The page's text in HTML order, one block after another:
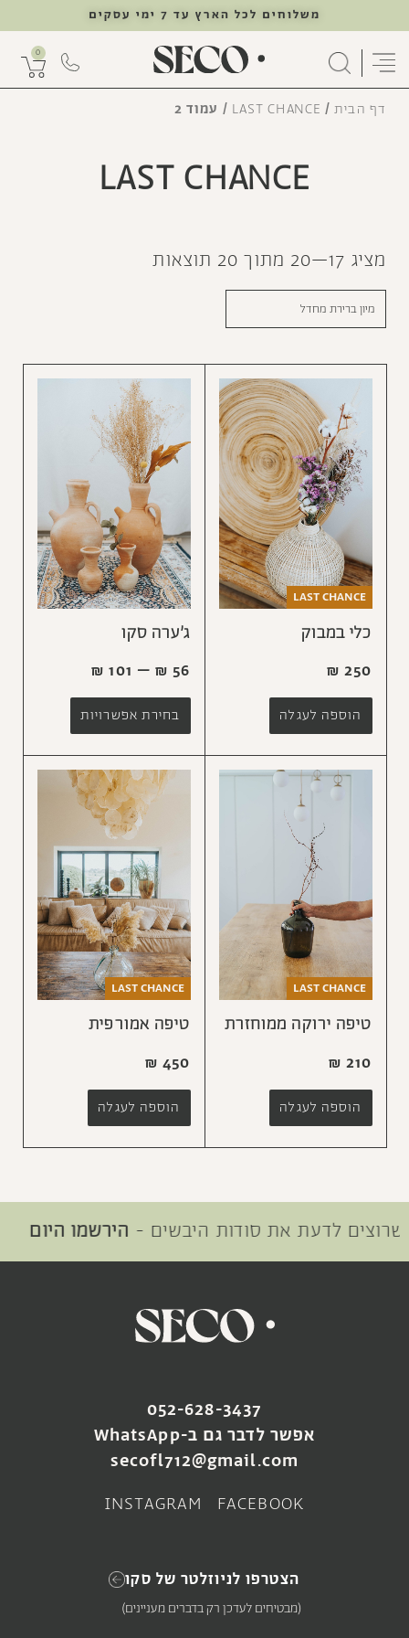
משלוחים לכל הארץ עד 7 ימי עסקים
0
דף הבית/
LAST CHANCE / עמוד 2
LAST CHANCE
מציג 17–20 מתוך 20 תוצאות
LAST CHANCE
כלי במבוק
₪ 250
הוספה לעגלה
ג׳ערה סקו
₪ 56
–
₪ 101
בחירת אפשרויות
LAST CHANCE
טיפה ירוקה ממוחזרת
₪ 210
הוספה לעגלה
LAST CHANCE
טיפה אמורפית
₪ 450
הוספה לעגלה
לדעת את סודות היבשים -הירשמו היום
052-628-3437
אפשר לדבר גם ב-WhatsApp
secofl712@gmail.com
FACEBOOK
INSTAGRAM
הצטרפו לניוזלטר של סקו
(מבטיחים לעדכן רק בדברים מעניינים)